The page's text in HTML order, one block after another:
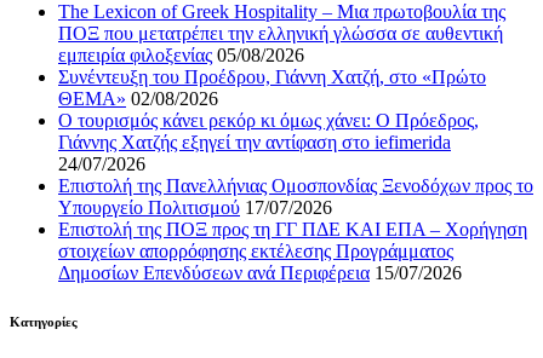
The Lexicon of Greek Hospitality – Μια πρωτοβουλία της
ΠΟΞ που μετατρέπει την ελληνική γλώσσα σε αυθεντική
εμπειρία φιλοξενίας 05/08/2026
Συνέντευξη του Προέδρου, Γιάννη Χατζή, στο «Πρώτο
ΘΕΜΑ» 02/08/2026
Ο τουρισμός κάνει ρεκόρ κι όμως χάνει: Ο Πρόεδρος,
Γιάννης Χατζής εξηγεί την αντίφαση στο iefimerida
24/07/2026
Επιστολή της Πανελλήνιας Ομοσπονδίας Ξενοδόχων προς το
Υπουργείο Πολιτισμού 17/07/2026
Επιστολή της ΠΟΞ προς τη ΓΓ ΠΔΕ ΚΑΙ ΕΠΑ – Χορήγηση
στοιχείων απορρόφησης εκτέλεσης Προγράμματος
Δημοσίων Επενδύσεων ανά Περιφέρεια 15/07/2026
Kατηγορίες